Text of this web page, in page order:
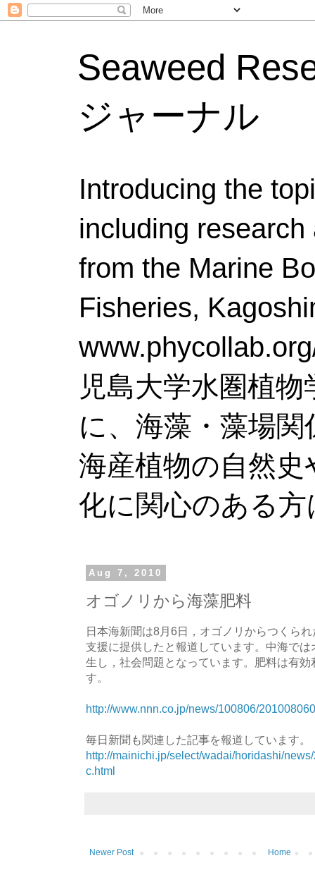
Seaweed
ジャーナル
Introducing the
including
from the Marine
Fisheries,
児島大学水圏植
に、海藻・藻場
海産植物の自然
化に関心のある
Aug 7, 2010
オゴノリから海藻肥料
日本海新聞は8月6日，オゴノリからつくら
支援に提供したと報道しています。中海で
生し，社会問題となっています。肥料は有
す。
http://www.nnn.co.jp/news/100806/
毎日新聞も関連した記事を報道しています。
http://mainichi.jp/select/wadai/horidashi/
c.html
Newer Post Home